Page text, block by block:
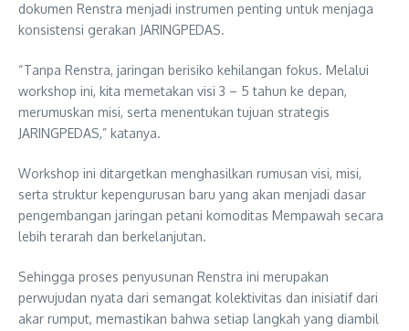
dokumen Renstra menjadi instrumen penting untuk menjaga
konsistensi gerakan JARINGPEDAS.
“Tanpa Renstra, jaringan berisiko kehilangan fokus. Melalui
workshop ini, kita memetakan visi 3 – 5 tahun ke depan,
merumuskan misi, serta menentukan tujuan strategis
JARINGPEDAS,” katanya.
Workshop ini ditargetkan menghasilkan rumusan visi, misi,
serta struktur kepengurusan baru yang akan menjadi dasar
pengembangan jaringan petani komoditas Mempawah secara
lebih terarah dan berkelanjutan.
Sehingga proses penyusunan Renstra ini merupakan
perwujudan nyata dari semangat kolektivitas dan inisiatif dari
akar rumput, memastikan bahwa setiap langkah yang diambil